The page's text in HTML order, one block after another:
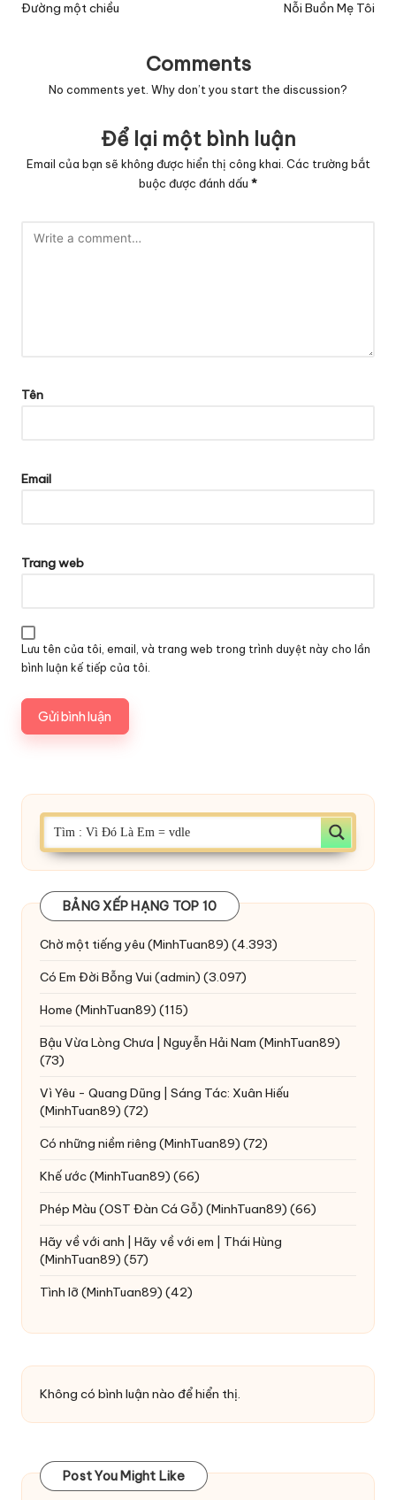
navigation
Đường một chiều Nỗi Buồn Mẹ Tôi
Comments
No comments yet. Why don’t you start the discussion?
Để lại một bình luận
Email của bạn sẽ không được hiển thị công khai. Các trường bắt
buộc được đánh dấu *
Tên
Email
Trang web
Lưu tên của tôi, email, và trang web trong trình duyệt này cho lần
bình luận kế tiếp của tôi.
BẢNG XẾP HẠNG TOP 10
Chờ một tiếng yêu (MinhTuan89) (4.393)
Có Em Đời Bỗng Vui (admin) (3.097)
Home (MinhTuan89) (115)
Bậu Vừa Lòng Chưa | Nguyễn Hải Nam (MinhTuan89)
(73)
Vì Yêu - Quang Dũng | Sáng Tác: Xuân Hiếu
(MinhTuan89) (72)
Có những niềm riêng (MinhTuan89) (72)
Khế ước(MinhTuan89) (66)
Phép Màu (OST Đàn Cá Gỗ) (MinhTuan89) (66)
Hãy về với anh | Hãy về với em | Thái Hùng
(MinhTuan89) (57)
Tình lỡ (MinhTuan89) (42)
Không có bình luận nào để hiển thị.
Post You Might Like